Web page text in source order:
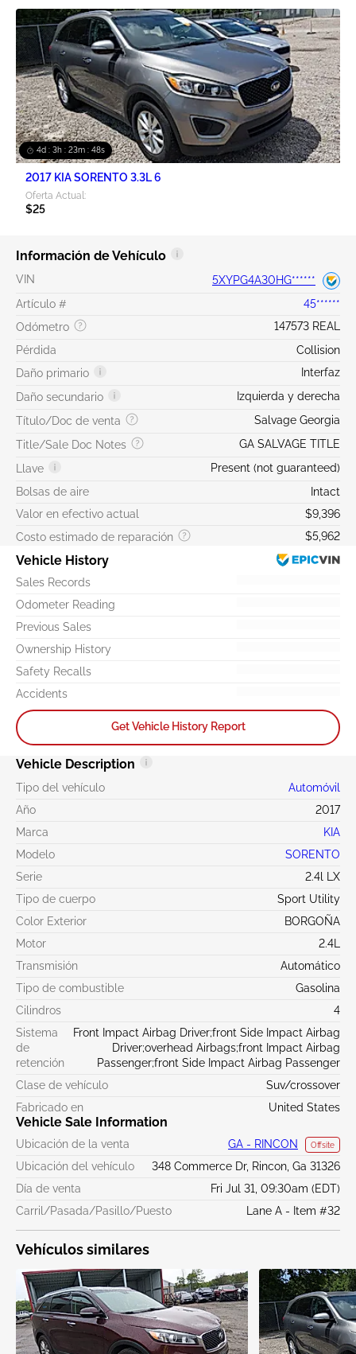
4d : 3h : 23m : 47s
2017 KIA SORENTO 3.3L 6
Oferta Actual:
$25
Información de Vehículo
VIN
5XYPG4A30HG******
Artículo #
45******
Odómetro
147573 REAL
Pérdida
Collision
Daño primario
Interfaz
Daño secundario
Izquierda y derecha
Título/Doc de venta
Salvage Georgia
Title/Sale Doc Notes
GA SALVAGE TITLE
Llave
Present (not guaranteed)
Bolsas de aire
Intact
Valor en efectivo actual
$9,396
Costo estimado de reparación
$5,962
Vehicle History
Sales Records
Odometer Reading
Previous Sales
Ownership History
Safety Recalls
Accidents
Get Vehicle History Report
Vehicle Description
Tipo del vehículo
Automóvil
Año
2017
Marca
KIA
Modelo
SORENTO
Serie
2.4l LX
Tipo de cuerpo
Sport Utility
Color Exterior
BORGOÑA
Motor
2.4L
Transmisión
Automático
Tipo de combustible
Gasolina
Cilindros
4
Sistema
de
retención
Front Impact Airbag Driver;front Side Impact Airbag
Driver;overhead Airbags;front Impact Airbag
Passenger;front Side Impact Airbag Passenger
Clase de vehículo
Suv/crossover
Fabricado en
United States
Vehicle Sale Information
Ubicación de la venta GA - RINCON Offsite
Ubicación del vehículo
348 Commerce Dr, Rincon, Ga 31326
Día de venta
Fri Jul 31, 09:30am (EDT)
Carril/Pasada/Pasillo/Puesto
Lane A - Item #32
Vehículos similares